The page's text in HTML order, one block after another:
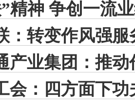
精神 争创一流
：转变作风强
产业集团：推
会：四方面下